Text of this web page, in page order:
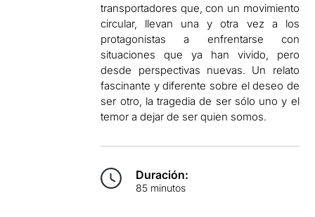
transportadores que, con un movimiento
circular, llevan una y otra vez a los
protagonistas a enfrentarse con
situaciones que ya han vivido, pero
desde perspectivas nuevas. Un relato
fascinante y diferente sobre el deseo de
ser otro, la tragedia de ser sólo uno y el
temor a dejar de ser quien somos.
Duración:
85 minutos